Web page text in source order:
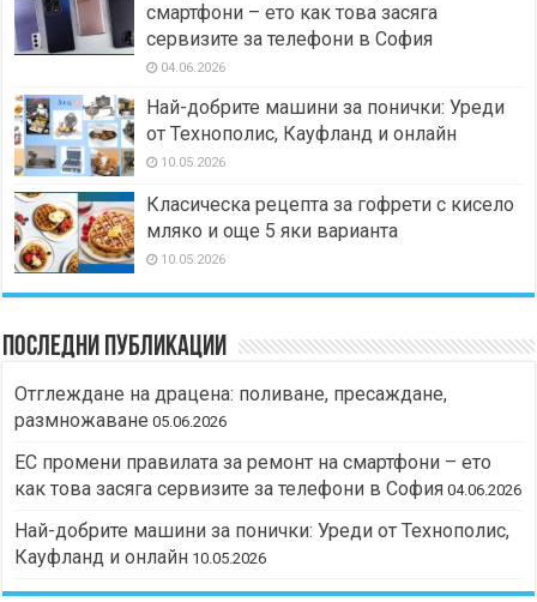
смартфони – ето как това засяга
сервизите за телефони в София
04.06.2026
Най-добрите машини за понички: Уреди
от Технополис, Кауфланд и онлайн
10.05.2026
Класическа рецепта за гофрети с кисело
мляко и още 5 яки варианта
10.05.2026
Последни публикации
Отглеждане на драцена: поливане, пресаждане,
размножаване 05.06.2026
ЕС промени правилата за ремонт на смартфони – ето
как това засяга сервизите за телефони в София 04.06.2026
Най-добрите машини за понички: Уреди от Технополис,
Кауфланд и онлайн 10.05.2026